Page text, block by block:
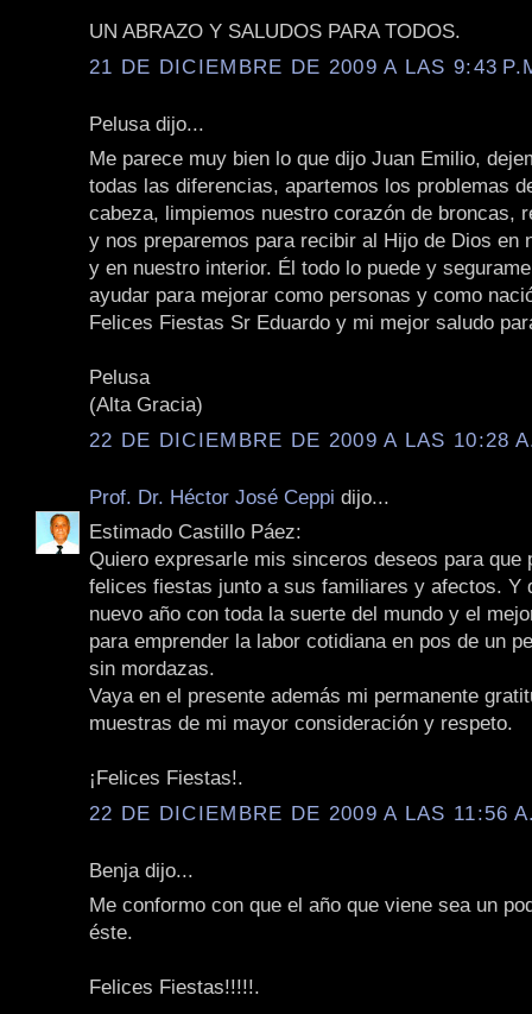
UN ABRAZO Y SALUDOS PARA TODOS.
21 DE DICIEMBRE DE 2009 A LAS 9:43
Pelusa dijo...
Me parece muy bien lo que dijo Juan Emilio,
todas las diferencias, apartemos los problemas
cabeza, limpiemos nuestro corazón de broncas,
y nos preparemos para recibir al Hijo de Dios en
y en nuestro interior. Él todo lo puede y
ayudar para mejorar como personas y como
Felices Fiestas Sr Eduardo y mi mejor saludo
Pelusa
(Alta Gracia)
22 DE DICIEMBRE DE 2009 A LAS 10:28
Prof. Dr. Héctor José Ceppi dijo...
Estimado Castillo Páez:
Quiero expresarle mis sinceros deseos para que
felices fiestas junto a sus familiares y afectos. Y
nuevo año con toda la suerte del mundo y el
para emprender la labor cotidiana en pos de un
sin mordazas.
Vaya en el presente además mi permanente
muestras de mi mayor consideración y respeto.
¡Felices Fiestas!.
22 DE DICIEMBRE DE 2009 A LAS 11:56
Benja dijo...
Me conformo con que el año que viene sea un
éste.
Felices Fiestas!!!!!.